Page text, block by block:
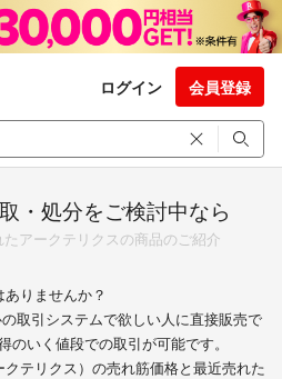
ログイン 会員登録
・処分をご検討中なら
アークテリクスの商品のご紹介
りませんか？
取引システムで欲しい人に直接販売で
いく値段での取引が可能です。
テリクス）の売れ筋価格と最近売れた